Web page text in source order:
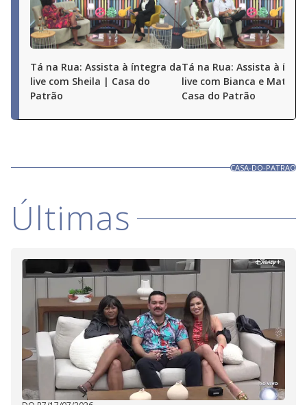
Tá na Rua: Assista à íntegra da
live com Sheila | Casa do
Patrão
Tá na Rua: Assista à
live com Bianca e
Casa do Patrão
CASA-DO-PATRAO
Últimas